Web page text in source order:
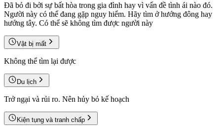
Đã bỏ đi bởi sự bất hòa trong gia đình hay vì vấn đề tình ái nào đó.
Người này có thể đang gặp nguy hiểm. Hãy tìm ở hướng đông hay
hướng tây. Có thể sẽ không tìm được người này
Vật bị mất
Không thể tìm lại được
Du lịch
Trở ngại và rủi ro. Nên hủy bỏ kế hoạch
Kiện tụng và tranh chấp